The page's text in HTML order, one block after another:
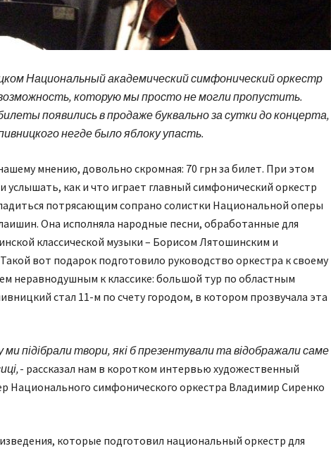
Национальный академический симфонический оркестр
которую мы просто не могли пропустить.
появились в продаже буквально за сутки до концерта,
негде было яблоку упасть.
мнению, довольно скромная: 70 грн за билет. При этом
услышать, как и что играет главный симфонический оркестр
потрясающим сопрано солистки Национальной оперы
Она исполняла народные песни, обработанные для
классической музыки – Борисом Лятошинским и
вот подарок подготовило руководство оркестра к своему
неравнодушным к классике: большой тур по областным
стал 11-м по счету городом, в котором прозвучала эта
ми підібрали твори, які б презентували та відображали саме
- рассказал нам в коротком интервью художественный
Национального симфонического оркестра Владимир Сиренко
которые подготовил национальный оркестр для